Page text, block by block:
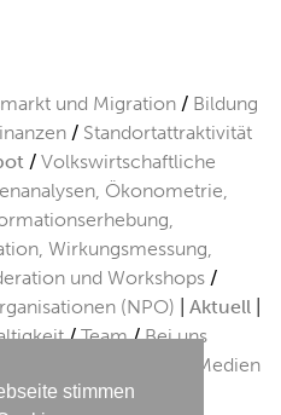
stimmen
und Migration
Bildung
Standortattraktivität
Volkswirtschaftliche
Ökonometrie,
Wirkungsmessung,
und Workshops
(NPO)
Aktuell
Team
Bei uns
BSS in den Medien